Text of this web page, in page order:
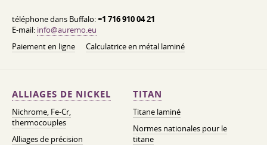
téléphone dans Buffalo:+1 716 910 04 21
E-mail: info@auremo.eu
Paiement en ligne
Calculatrice en métal laminé
ALLIAGES DE NICKEL
Nichrome, Fe-Cr,
thermocouples
Alliages de précision
TITAN
Titane laminé
Normes nationales pour le
titane